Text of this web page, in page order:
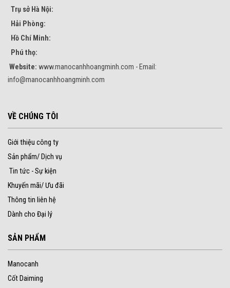
Trụ sở Hà Nội:
Hải Phòng:
Hồ Chí Minh:
Phú thọ:
Website: www.manocanhhoangminh.com - Email:
info@manocanhhoangminh.com
VỀ CHÚNG TÔI
Giới thiệu công ty
Sản phẩm/ Dịch vụ
Tin tức - Sự kiện
Khuyến mãi/ Ưu đãi
Thông tin liên hệ
Dành cho Đại lý
SẢN PHẨM
Manocanh
Cốt Daiming